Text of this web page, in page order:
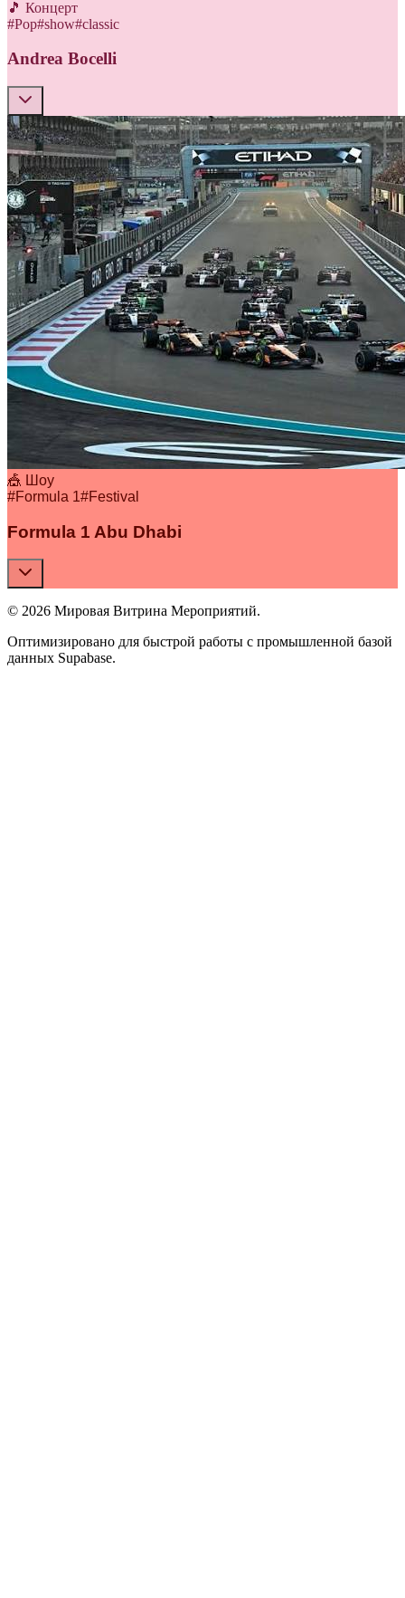
🎵 Концерт
#Pop#show#classic
Andrea Bocelli
🎪 Шоу
#Formula 1#Festival
Formula 1 Abu Dhabi
© 2026 Мировая Витрина Мероприятий.
Оптимизировано для быстрой работы с промышленной базой
данных Supabase.